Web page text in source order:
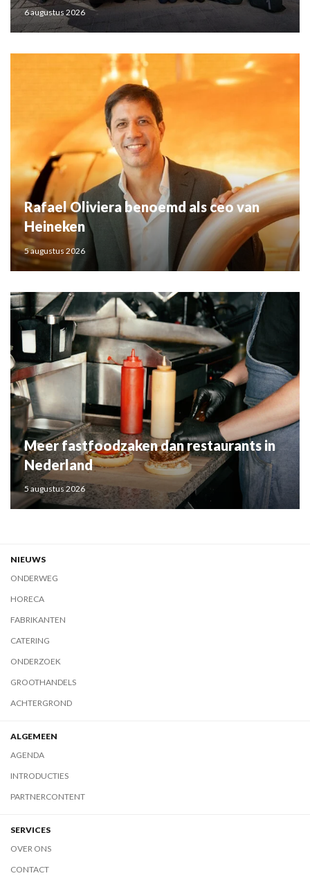
6 augustus 2026
Rafael Oliviera benoemd als ceo van
Heineken
5 augustus 2026
Meer fastfoodzaken dan restaurants in
Nederland
5 augustus 2026
NIEUWS
ONDERWEG
HORECA
FABRIKANTEN
CATERING
ONDERZOEK
GROOTHANDELS
ACHTERGROND
ALGEMEEN
AGENDA
INTRODUCTIES
PARTNERCONTENT
SERVICES
OVER ONS
CONTACT